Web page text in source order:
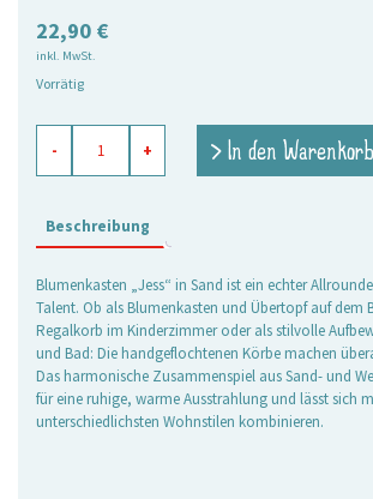
22,90 €
inkl. MwSt.
Vorrätig
Jess
sand
- + > In den Warenkorb
Beschreibung
Blumenkasten „Jess“ in Sand ist ein echter
Talent. Ob als Blumenkasten und Übertopf auf dem
Regalkorb im Kinderzimmer oder als stilvolle
und Bad: Die handgeflochtenen Körbe machen
Das harmonische Zusammenspiel aus Sand- und
für eine ruhige, warme Ausstrahlung und lässt sich
unterschiedlichsten Wohnstilen kombinieren.